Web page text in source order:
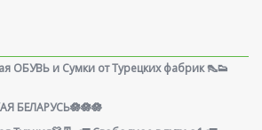
ОБУВЬ и Сумки от Турецких фабрик 👠👟
БЕЛАРУСЬ🪷🪷🪷